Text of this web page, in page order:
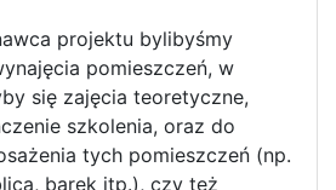
projektu bylibyśmy
pomieszczeń, w
się zajęcia teoretyczne,
szkolenia, oraz do
tych pomieszczeń (np.
barek itp.), czy też